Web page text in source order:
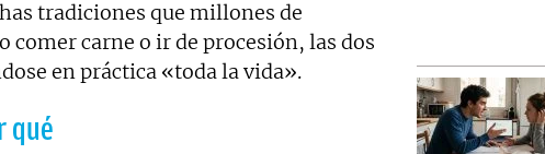
tradiciones que millones de
comer carne o ir de procesión, las dos
en práctica «toda la vida».
qué